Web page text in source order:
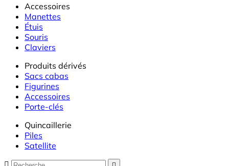
Accessoires
Manettes
Étuis
Souris
Claviers
Produits dérivés
Sacs cabas
Figurines
Accessoires
Porte-clés
Quincaillerie
Piles
Satellite